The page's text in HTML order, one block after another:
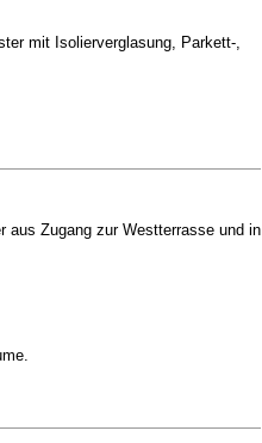
mit Isolierverglasung, Parkett-,
aus Zugang zur Westterrasse und in